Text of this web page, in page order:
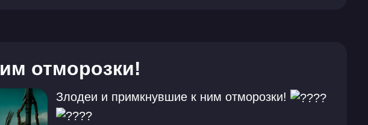
отморозки!
Злодеи и примкнувшие к ним отморозки!